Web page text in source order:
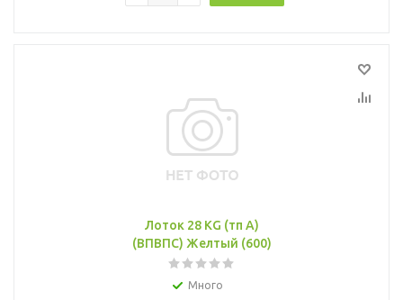
Лоток 28 KG (тп А)
(ВПВПС) Желтый (600)
Много